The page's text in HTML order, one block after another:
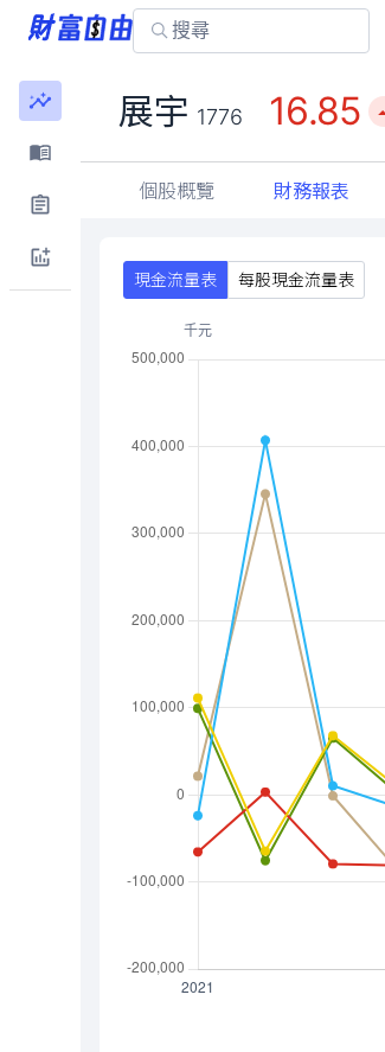
展宇 1776 16.85
個股概覽 財務報表
現金流量表 每股現金流量表